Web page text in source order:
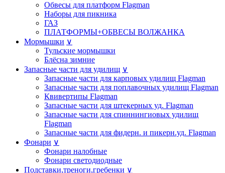
Обвесы для платформ Flagman
Наборы для пикника
ГАЗ
ПЛАТФОРМЫ+ОБВЕСЫ ВОЛЖАНКА
Мормышки ∨
Тульские мормышки
Блёсна зимние
Запасные части для удилищ ∨
Запасные части для карповых удилищ Flagman
Запасные части для поплавочных удилищ Flagman
Квивертипы Flagman
Запасные части для штекерных уд. Flagman
Запасные части для спиннингиовых удилищ
Flagman
Запасные части для фидерн. и пикерн.уд. Flagman
Фонари ∨
Фонари налобные
Фонари светодиодные
Подставки,треноги,гребенки ∨